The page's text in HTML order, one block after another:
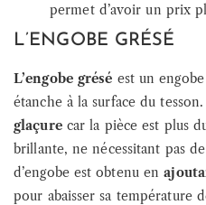
permet d’avoir un prix
L’ENGOBE GRÉSÉ
L’engobe grésé est un
étanche à la surface du
glaçurecar la pièce est plus
brillante, ne nécessitant pas
d’engobe est obtenu en
pour abaisser sa température